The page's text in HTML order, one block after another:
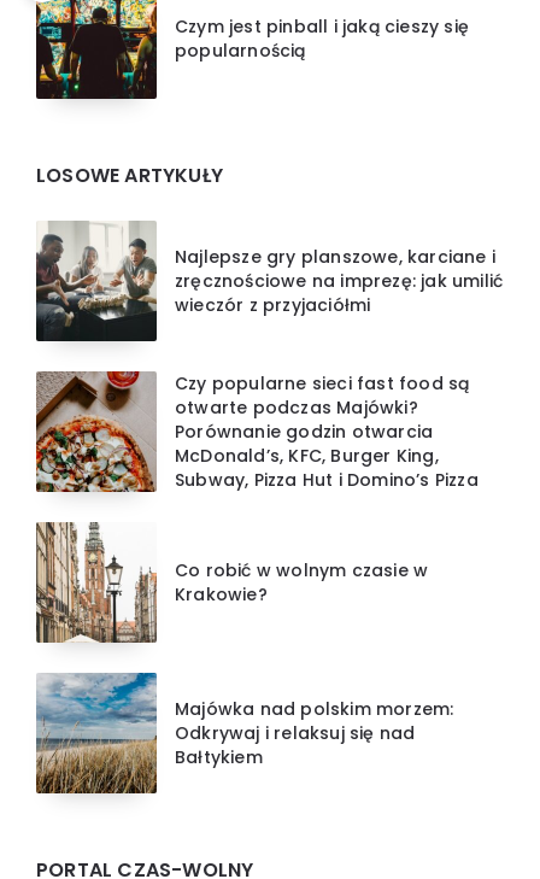
Czym jest pinball i jaką cieszy się
popularnością
LOSOWE ARTYKUŁY
Najlepsze gry planszowe, karciane i
zręcznościowe na imprezę: jak umilić
wieczór z przyjaciółmi
Czy popularne sieci fast food są
otwarte podczas Majówki?
Porównanie godzin otwarcia
McDonald’s, KFC, Burger King,
Subway, Pizza Hut i Domino’s Pizza
Co robić w wolnym czasie w
Krakowie?
Majówka nad polskim morzem:
Odkrywaj i relaksuj się nad
Bałtykiem
PORTAL CZAS-WOLNY